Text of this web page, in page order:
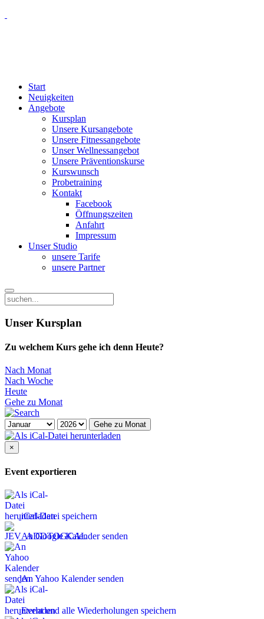
Start
Neuigkeiten
Angebote
Kursplan
Unsere Kursangebote
Unsere Fitnessangebote
Unser Wellnessangebot
Unsere Präventionskurse
Kurswunsch
Probetraining
Kontakt
Facebook
Öffnungszeiten
Anfahrt
Impressum
Unser Studio
unsere Tarife
unsere Partner
Unser Kursplan
Zu welchem Kurs gehe ich denn Heute?
Nach Monat
Nach Woche
Heute
Gehe zu Monat
Gehe zu Monat
×
Event exportieren
iCal-Datei speichern
An Google Kalender senden
An Yahoo Kalender senden
Event und alle Wiederholungen speichern